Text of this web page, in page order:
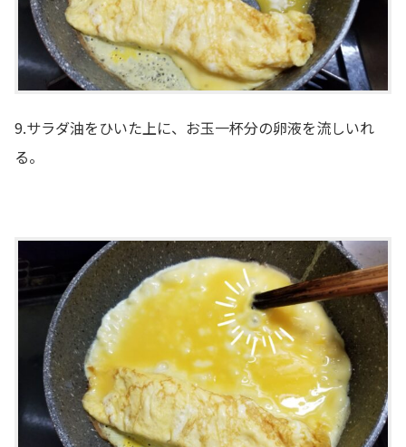
9.サラダ油をひいた上に、お玉一杯分の卵液を流しいれ
る。